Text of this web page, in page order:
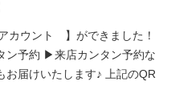
ウント 】ができました！
予約 ▶来店カンタン予約な
届けいたします♪ 上記のQR